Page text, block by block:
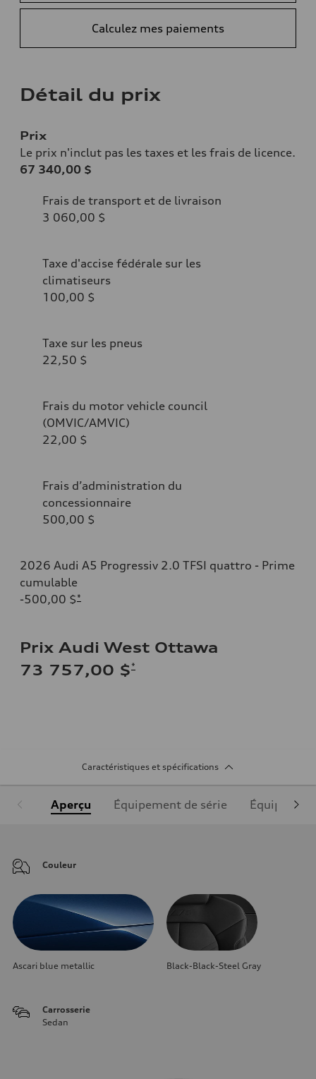
Calculez mes paiements
Détail du prix
Prix
Le prix n'inclut pas les taxes et les frais de licence.
67 340,00 $
Frais de transport et de livraison
3 060,00 $
Taxe d'accise fédérale sur les
climatiseurs
100,00 $
Taxe sur les pneus
22,50 $
Frais du motor vehicle council
(OMVIC/AMVIC)
22,00 $
Frais d’administration du
concessionnaire
500,00 $
2026 Audi A5 Progressiv 2.0 TFSI quattro - Prime
cumulable
-500,00 $*
Prix Audi West Ottawa
73 757,00 $*
Caractéristiques et spécifications
Aperçu Équipement de série
Couleur
Ascari blue metallic Black-Black-Steel Gray
Carrosserie
Sedan